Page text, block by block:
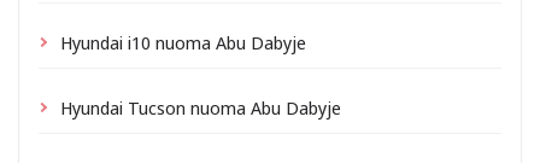
Hyundai i10 nuoma Abu Dabyje
Hyundai Tucson nuoma Abu Dabyje